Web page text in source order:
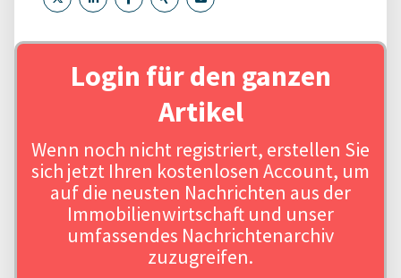
Login für den ganzen
Artikel
Wenn noch nicht registriert, erstellen Sie
sich jetzt Ihren kostenlosen Account, um
auf die neusten Nachrichten aus der
Immobilienwirtschaft und unser
umfassendes Nachrichtenarchiv
zuzugreifen.